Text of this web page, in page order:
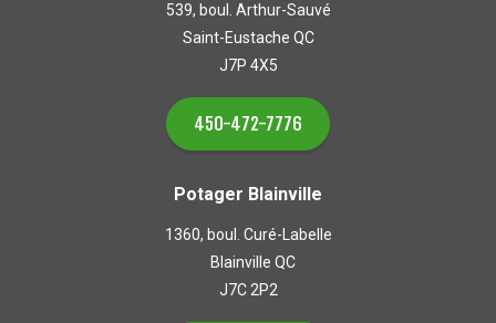
539, boul. Arthur-Sauvé
Saint-Eustache QC
J7P 4X5
450-472-7776
Potager Blainville
1360, boul. Curé-Labelle
Blainville QC
J7C 2P2